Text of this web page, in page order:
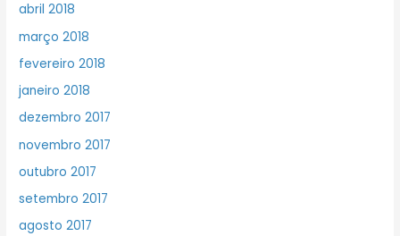
abril 2018
março 2018
fevereiro 2018
janeiro 2018
dezembro 2017
novembro 2017
outubro 2017
setembro 2017
agosto 2017